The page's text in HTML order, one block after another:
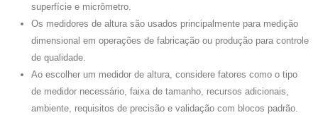
superfície e micrômetro.
Os medidores de altura são usados ​​principalmente para medição
dimensional em operações de fabricação ou produção para controle
de qualidade.
Ao escolher um medidor de altura, considere fatores como o tipo
de medidor necessário, faixa de tamanho, recursos adicionais,
ambiente, requisitos de precisão e validação com blocos padrão.